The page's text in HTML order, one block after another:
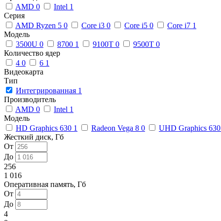
AMD 0 Intel 1
Серия
AMD Ryzen 5 0 Core i3 0 Core i5 0 Core i7 1
Модель
3500U 0 8700 1 9100T 0 9500T 0
Количество ядер
4 0 6 1
Видеокарта
Тип
Интегрированная 1
Производитель
AMD 0 Intel 1
Модель
HD Graphics 630 1 Radeon Vega 8 0
UHD Graphics
Жесткий диск, Гб
От
До
256
1 016
Оперативная память, Гб
От
До
4